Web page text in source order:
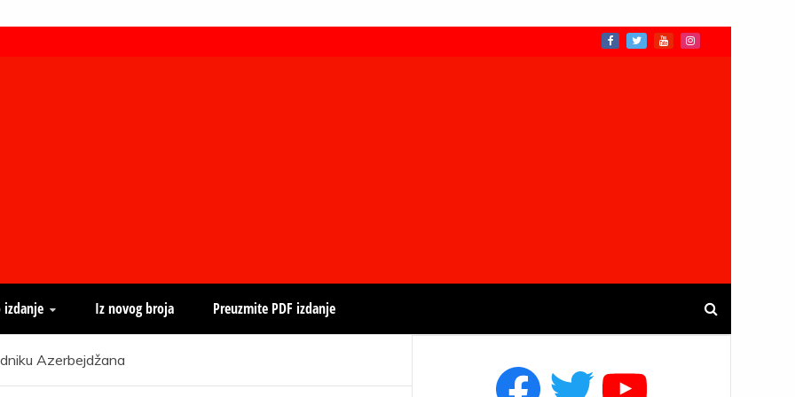
izdanje Iz novog broja Preuzmite PDF izdanje
Azerbejdžana